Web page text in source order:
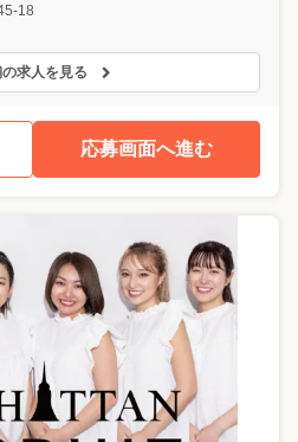
18
の求人を見る
応募画面へ進む